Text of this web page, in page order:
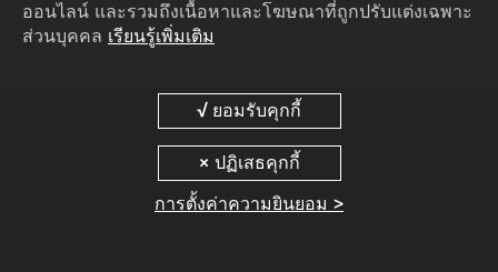
ออนไลน์ และรวมถึงเนื้อหาและโฆษณาที่ถูกปรับแต่งเฉพาะ
ส่วนบุคคล เรียนรู้เพิ่มเติม
การตั้งค่าความยินยอม >